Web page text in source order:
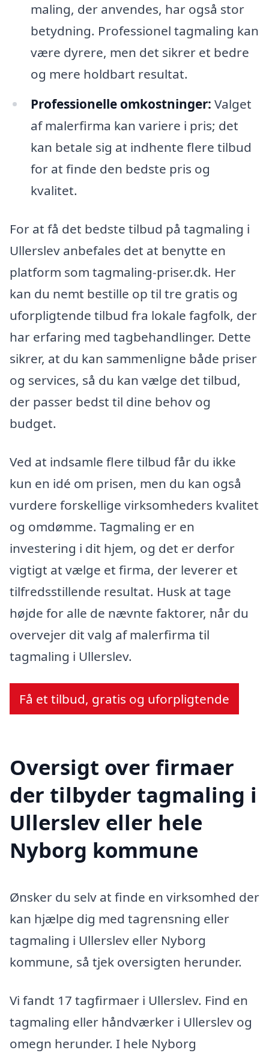
maling, der anvendes, har også stor
betydning. Professionel tagmaling kan
være dyrere, men det sikrer et bedre
og mere holdbart resultat.
Professionelle omkostninger: Valget
af malerfirma kan variere i pris; det
kan betale sig at indhente flere tilbud
for at finde den bedste pris og
kvalitet.
For at få det bedste tilbud på tagmaling i
Ullerslev anbefales det at benytte en
platform som tagmaling-priser.dk. Her
kan du nemt bestille op til tre gratis og
uforpligtende tilbud fra lokale fagfolk, der
har erfaring med tagbehandlinger. Dette
sikrer, at du kan sammenligne både priser
og services, så du kan vælge det tilbud,
der passer bedst til dine behov og
budget.
Ved at indsamle flere tilbud får du ikke
kun en idé om prisen, men du kan også
vurdere forskellige virksomheders kvalitet
og omdømme. Tagmaling er en
investering i dit hjem, og det er derfor
vigtigt at vælge et firma, der leverer et
tilfredsstillende resultat. Husk at tage
højde for alle de nævnte faktorer, når du
overvejer dit valg af malerfirma til
tagmaling i Ullerslev.
Få et tilbud, gratis og uforpligtende
Oversigt over firmaer
der tilbyder tagmaling i
Ullerslev eller hele
Nyborg kommune
Ønsker du selv at finde en virksomhed der
kan hjælpe dig med tagrensning eller
tagmaling i Ullerslev eller Nyborg
kommune, så tjek oversigten herunder.
Vi fandt 17 tagfirmaer i Ullerslev. Find en
tagmaling eller håndværker i Ullerslev og
omegn herunder. I hele Nyborg